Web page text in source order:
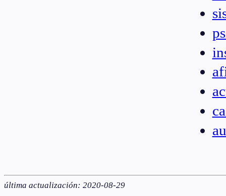
última actualización: 2020-08-29